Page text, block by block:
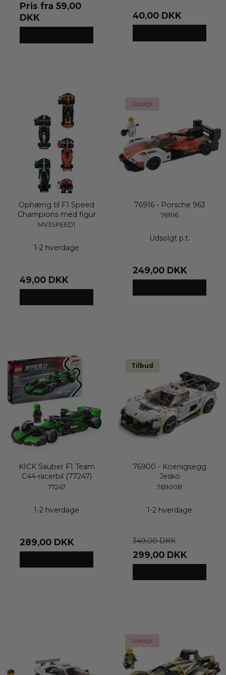
Pris fra 59,00
DKK
40,00 DKK
Ophæng til F1 Speed
Champions med figur
MV3SPEED1
1-2 hverdage
49,00 DKK
Udsolgt
76916 - Porsche 963
76916
Udsolgt p.t.
249,00 DKK
KICK Sauber F1 Team
C44-racerbil (77247)
77247
1-2 hverdage
289,00 DKK
Tilbud
76900 - Koenigsegg
Jesko
76900B
1-2 hverdage
349,00 DKK
299,00 DKK
Udsolgt